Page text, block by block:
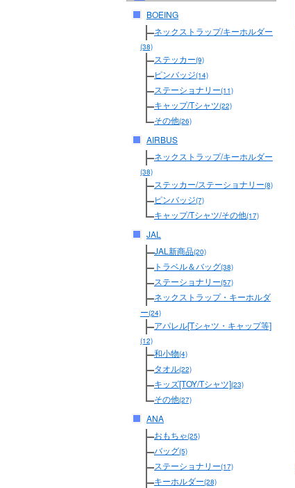
BOEING
ネックストラップ/キーホルダー
(38)
ステッカー(9)
ピンバッジ(14)
ステーショナリー(11)
キャップ/Tシャツ(22)
その他(26)
AIRBUS
ネックストラップ/キーホルダー
(38)
ステッカー/ステーショナリー(8)
ピンバッジ(7)
キャップ/Tシャツ/その他(17)
JAL
JAL新商品(20)
トラベル＆バッグ(38)
ステーショナリー(57)
ネックストラップ・キーホルダ
ー(24)
アパレル[Tシャツ・キャップ等]
(12)
和小物(4)
タオル(22)
キッズ[TOY/Tシャツ](23)
その他(27)
ANA
おもちゃ(25)
バッグ(5)
ステーショナリー(17)
キーホルダー(28)